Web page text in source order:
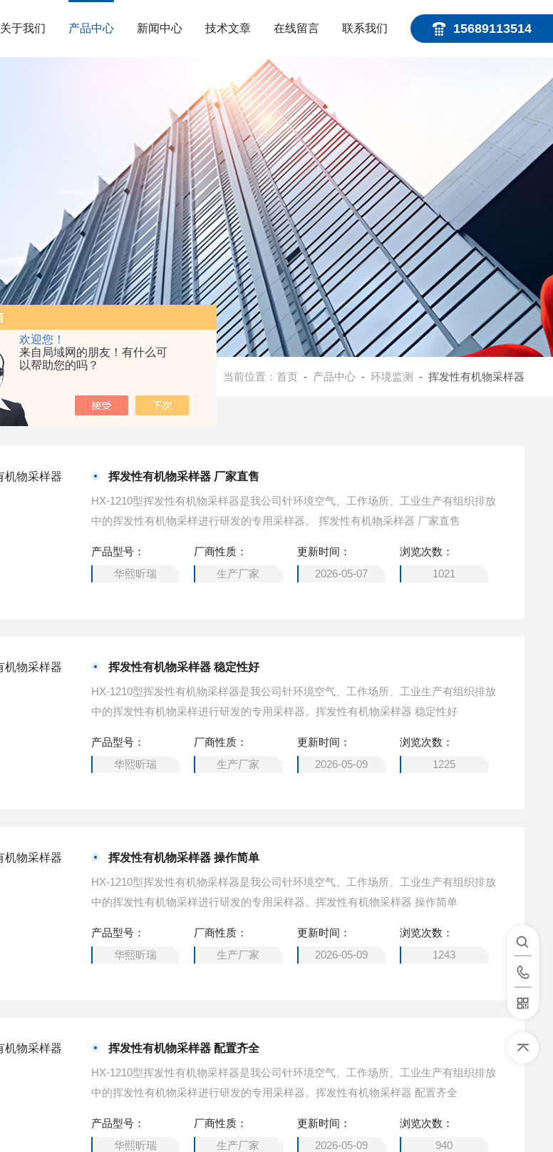
欢迎您！
来自局域网的朋友！有什么可
以帮助您的吗？
15689113514
关于我们 产品中心 新闻中心 技术文章 在线留言 联系我们
当前位置： 首页 - 产品中心- 环境监测 - 挥发性有机物采样器
挥发性有机物采样器 厂家直售
HX-1210型挥发性有机物采样器是我公司针环境空气、工作场所、工业生产有组织排放
中的挥发性有机物采样进行研发的专用采样器。 挥发性有机物采样器 厂家直售
产品型号：
华熙昕瑞
厂商性质：
生产厂家
更新时间：
2026-05-07
浏览次数：
1021
挥发性有机物采样器 稳定性好
HX-1210型挥发性有机物采样器是我公司针环境空气、工作场所、工业生产有组织排放
中的挥发性有机物采样进行研发的专用采样器。挥发性有机物采样器 稳定性好
产品型号：
华熙昕瑞
厂商性质：
生产厂家
更新时间：
2026-05-09
浏览次数：
1225
挥发性有机物采样器 操作简单
HX-1210型挥发性有机物采样器是我公司针环境空气、工作场所、工业生产有组织排放
中的挥发性有机物采样进行研发的专用采样器。挥发性有机物采样器 操作简单
产品型号：
华熙昕瑞
厂商性质：
生产厂家
更新时间：
2026-05-09
浏览次数：
1243
挥发性有机物采样器 配置齐全
HX-1210型挥发性有机物采样器是我公司针环境空气、工作场所、工业生产有组织排放
中的挥发性有机物采样进行研发的专用采样器。挥发性有机物采样器 配置齐全
产品型号：
华熙昕瑞
厂商性质：
生产厂家
更新时间：
2026-05-09
浏览次数：
940